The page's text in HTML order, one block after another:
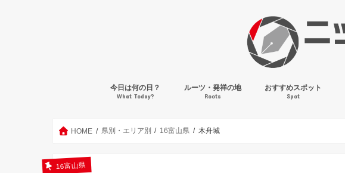
今日は何の日？
What Today?
ルーツ・発祥の地
Roots
おすすめスポット
Spot
HOME 県別・エリア別 16富山県 木舟城
16富山県